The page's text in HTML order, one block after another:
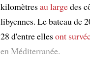
kilomètresau largedes
libyennes. Le bateau de
28 d'entre ellesont
en Méditerranée.